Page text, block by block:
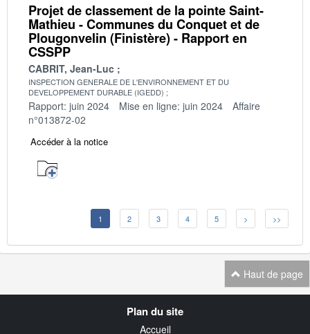
Projet de classement de la pointe Saint-
Mathieu - Communes du Conquet et de
Plougonvelin (Finistère) - Rapport en
CSSPP
CABRIT, Jean-Luc
INSPECTION GENERALE DE L'ENVIRONNEMENT ET DU
DEVELOPPEMENT DURABLE (IGEDD)
Rapport: juin 2024 Mise en ligne: juin 2024
Affaire
n°013872-02
Accéder à la notice
1 2 3 4 5 > >>
Haut de page
Plan du site
Accueil